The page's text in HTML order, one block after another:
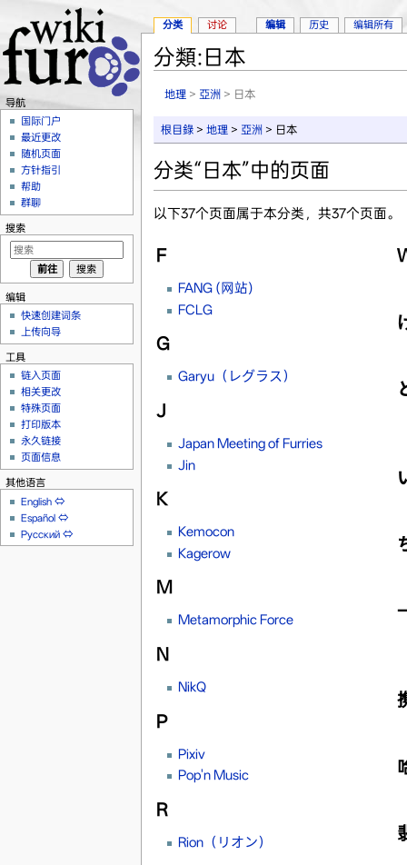
分類:日本
地理 > 亞洲 > 日本
根目錄 >地理 > 亞洲 > 日本
分类“日本”中的页面
以下37个页面属于本分类，共37个页面。
F
FANG (网站)
FCLG
G
Garyu（レグラス）
J
Japan Meeting of Furries
Jin
K
Kemocon
Kagerow
M
Metamorphic Force
N
NikQ
P
Pixiv
Pop'n Music
R
Rion（リオン）
分类 讨论 编辑 历史 编辑所有
导航
国际门户
最近更改
随机页面
方针指引
帮助
群聊
搜索
编辑
快速创建词条
上传向导
工具
链入页面
相关更改
特殊页面
打印版本
永久链接
页面信息
其他语言
English ⇔
Español ⇔
Русский ⇔